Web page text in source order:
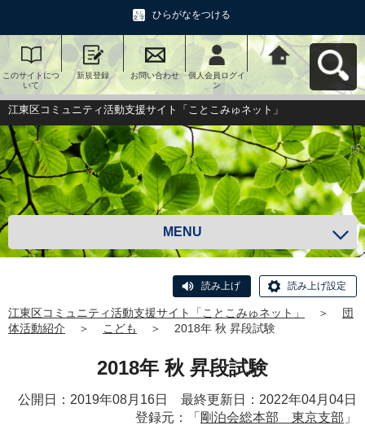
ひらがなをつける
このサイトにつ
いて
新規登録 お問い合わせ
個人会員ログイ
ン
江東区コミュニ
ティ活動支援サ
イト「ことこみ
ゅネット」へ戻
る
江東区コミュニティ活動支援サイト「ことこみゅネット」
MENU
読み上げ 読み上げ設定
江東区コミュニティ活動支援サイト「ことこみゅネット」 ＞
団
体活動紹介
＞ こども ＞ 2018年 秋 昇段試験
2018年 秋 昇段試験
公開日：2019年08月16日 最終更新日：2022年04月04日
登録元：「 剛泊会総本部 東京支部 」